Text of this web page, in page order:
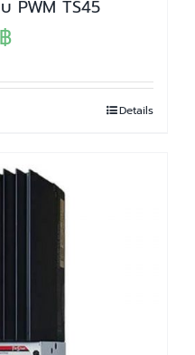
PWM TS45
฿Current
Details